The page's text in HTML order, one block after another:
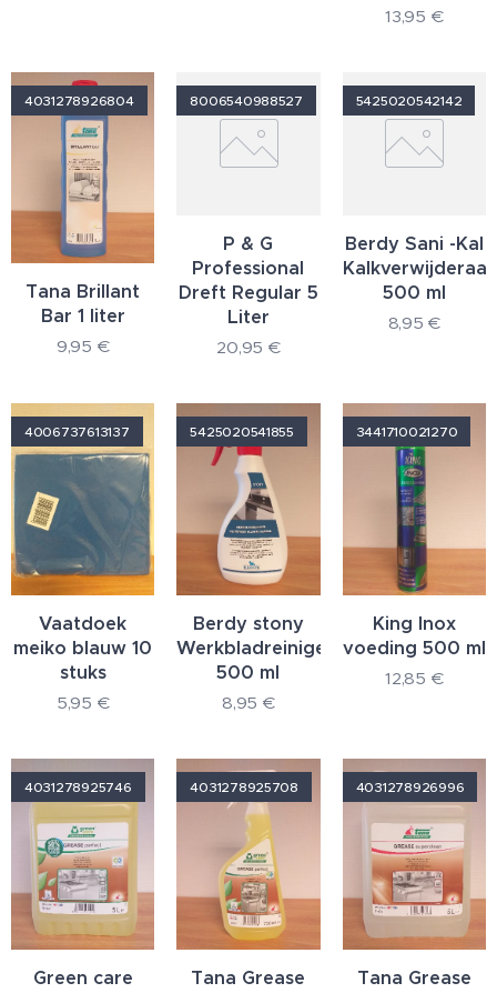
13,95 €
Tana Brillant
Bar 1 liter
4031278926804
9,95 €
P & G
Professional
Dreft Regular 5
Liter
8006540988527
20,95 €
Berdy Sani -Kal
Kalkverwijderaar
500 ml
5425020542142
8,95 €
Vaatdoek
meiko blauw 10
stuks
4006737613137
5,95 €
Berdy stony
Werkbladreiniger
500 ml
5425020541855
8,95 €
King Inox
voeding 500 ml
3441710021270
12,85 €
Green care
4031278925746
Tana Grease
4031278925708
Tana Grease
4031278926996